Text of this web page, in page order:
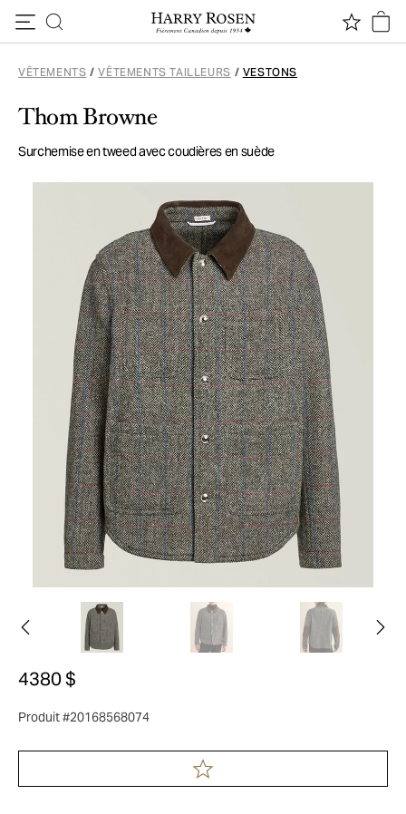
VÊTEMENTS / VÊTEMENTS TAILLEURS / VESTONS
Thom Browne
Surchemise en tweed avec coudières en suède
4380 $
Produit #20168568074